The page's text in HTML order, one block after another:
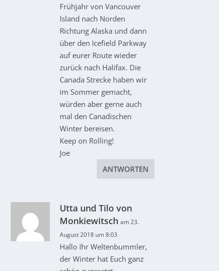
Frühjahr von Vancouver
Island nach Norden
Richtung Alaska und dann
über den Icefield Parkway
auf eurer Route wieder
zurück nach Halifax. Die
Canada Strecke haben wir
im Sommer gemacht,
würden aber gerne auch
mal den Canadischen
Winter bereisen.
Keep on Rolling!
Joe
ANTWORTEN
Utta und Tilo von
Monkiewitsch am 23.
August 2018 um 8:03
Hallo Ihr Weltenbummler,
der Winter hat Euch ganz